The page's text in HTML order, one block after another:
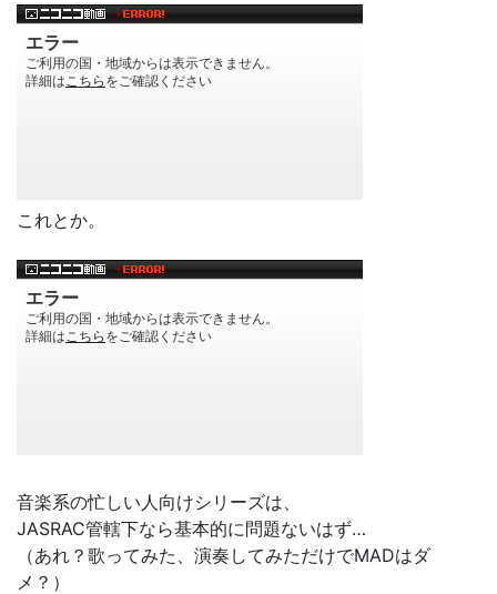
これとか。
音楽系の忙しい人向けシリーズは、
JASRAC管轄下なら基本的に問題ないはず…
（あれ？歌ってみた、演奏してみただけでMADはダ
メ？）